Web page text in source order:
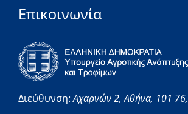
Επικοινωνία
Διεύθυνση:Αχαρνών 2,Αθήνα, 101 76,